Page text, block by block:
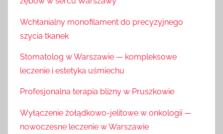
Wchłanialny monofilament do precyzyjnego
szycia tkanek
Stomatolog w Warszawie — kompleksowe
leczenie i estetyka uśmiechu
Profesjonalna terapia blizny w Pruszkowie
Wyłączenie żołądkowo-jelitowe w onkologii —
nowoczesne leczenie w Warszawie